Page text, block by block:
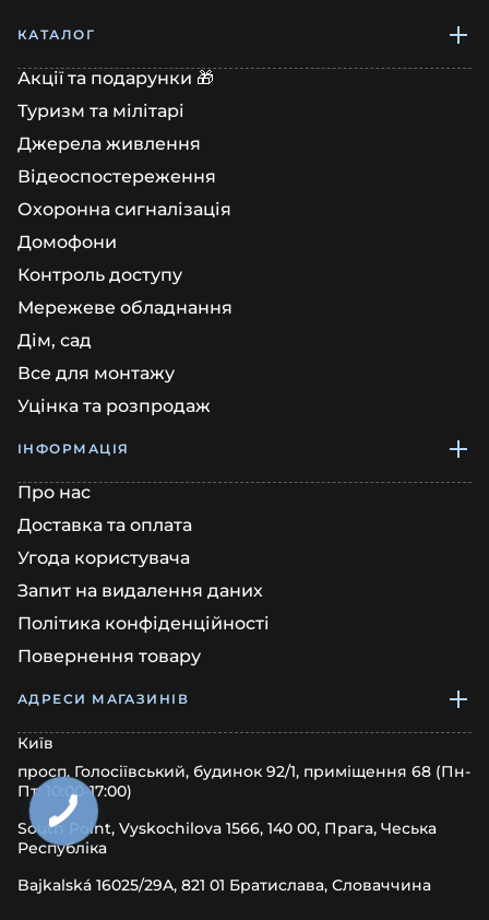
КАТАЛОГ
Акції та подарунки 🎁
Туризм та мілітарі
Джерела живлення
Відеоспостереження
Охоронна сигналізація
Домофони
Контроль доступу
Мережеве обладнання
Дім, сад
Все для монтажу
Уцінка та розпродаж
ІНФОРМАЦІЯ
Про нас
Доставка та оплата
Угода користувача
Запит на видалення даних
Політика конфіденційності
Повернення товару
АДРЕСИ МАГАЗИНІВ
Київ
просп. Голосіївський, будинок 92/1, приміщення 68 (Пн-
Пт: 10:00-17:00)
South Point, Vyskochilova 1566, 140 00, Прага, Чеська
Республіка
Bajkalská 16025/29A, 821 01 Братислава, Словаччина